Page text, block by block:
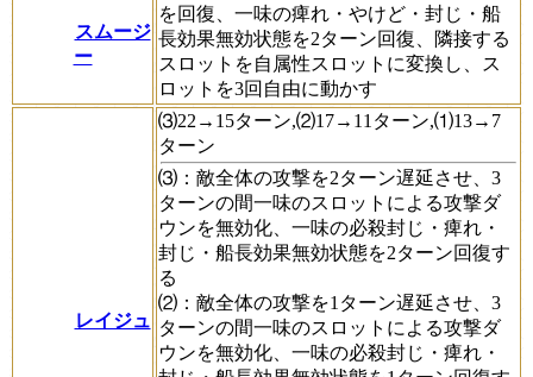
スムージ
ー
を回復、一味の痺れ・やけど・封じ・船
長効果無効状態を2ターン回復、隣接する
スロットを自属性スロットに変換し、ス
ロットを3回自由に動かす
レイジュ
⑶22→15ターン,⑵17→11ターン,⑴13→7
ターン
⑶：敵全体の攻撃を2ターン遅延させ、3
ターンの間一味のスロットによる攻撃ダ
ウンを無効化、一味の必殺封じ・痺れ・
封じ・船長効果無効状態を2ターン回復す
る
⑵：敵全体の攻撃を1ターン遅延させ、3
ターンの間一味のスロットによる攻撃ダ
ウンを無効化、一味の必殺封じ・痺れ・